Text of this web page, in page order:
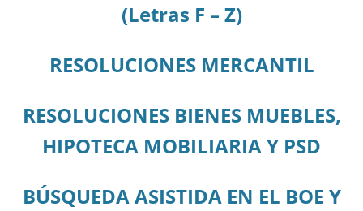
(Letras F – Z)
RESOLUCIONES MERCANTIL
RESOLUCIONES BIENES MUEBLES,
HIPOTECA MOBILIARIA Y PSD
BÚSQUEDA ASISTIDA EN EL BOE Y